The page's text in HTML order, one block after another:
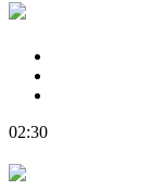
02:30